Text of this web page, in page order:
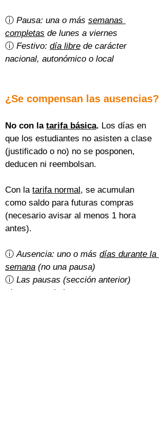
ⓘ Pausa: una o más semanas
completas de lunes a viernes
ⓘ Festivo: día libre de carácter
nacional, autonómico o local
¿Se compensan las ausencias?
No con la tarifa básica. Los días en
que los estudiantes no asisten a clase
(justificado o no) no se posponen,
deducen ni reembolsan.
Con la tarifa normal, se acumulan
como saldo para futuras compras
(necesario avisar al menos 1 hora
antes).
ⓘ Ausencia: uno o más días durante la
semana (no una pausa)
ⓘ Las pausas (sección anterior)
siempre se deducen o posponen